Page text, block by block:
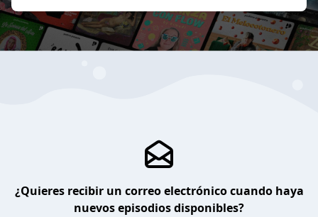
¿Quieres recibir un correo electrónico cuando haya
nuevos episodios disponibles?